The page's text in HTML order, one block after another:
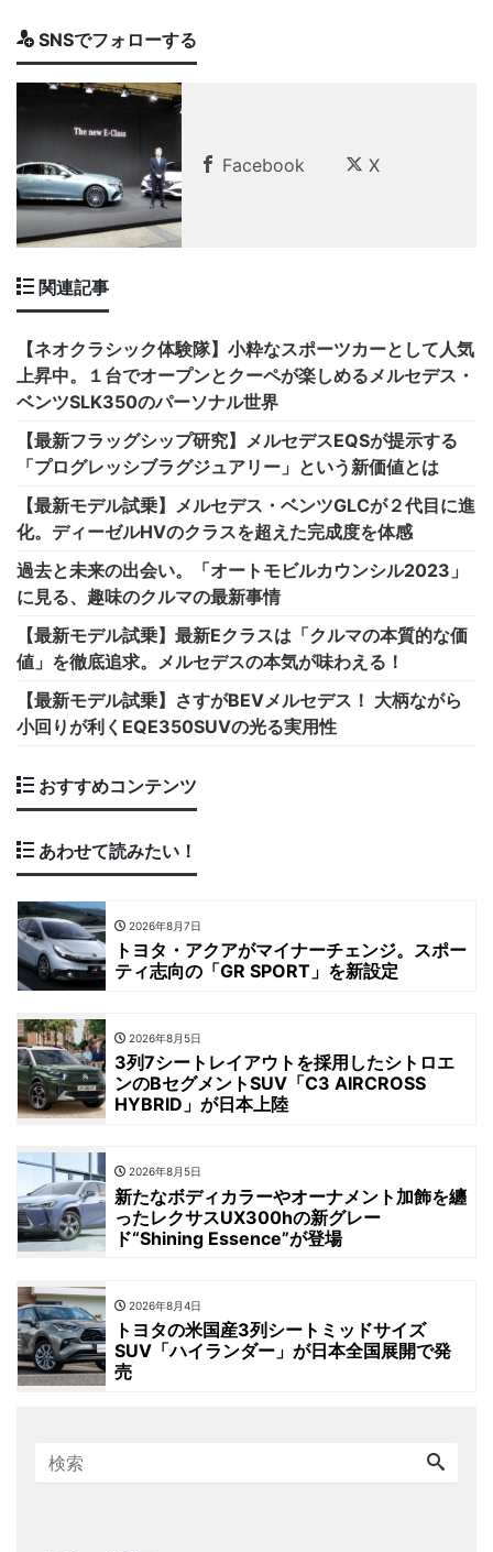
SNSでフォローする
Facebook X
関連記事
【ネオクラシック体験隊】小粋なスポーツカーとして人気
上昇中。１台でオープンとクーペが楽しめるメルセデス・
ベンツSLK350のパーソナル世界
【最新フラッグシップ研究】メルセデスEQSが提示する
「プログレッシブラグジュアリー」という新価値とは
【最新モデル試乗】メルセデス・ベンツGLCが２代目に進
化。ディーゼルHVのクラスを超えた完成度を体感
過去と未来の出会い。「オートモビルカウンシル2023」
に見る、趣味のクルマの最新事情
【最新モデル試乗】最新Eクラスは「クルマの本質的な価
値」を徹底追求。メルセデスの本気が味わえる！
【最新モデル試乗】さすがBEVメルセデス！ 大柄ながら
小回りが利くEQE350SUVの光る実用性
おすすめコンテンツ
あわせて読みたい！
2026年8月7日
トヨタ・アクアがマイナーチェンジ。スポー
ティ志向の「GR SPORT」を新設定
2026年8月5日
3列7シートレイアウトを採用したシトロエ
ンのBセグメントSUV「C3 AIRCROSS
HYBRID」が日本上陸
2026年8月5日
新たなボディカラーやオーナメント加飾を纏
ったレクサスUX300hの新グレー
ド“Shining Essence”が登場
2026年8月4日
トヨタの米国産3列シートミッドサイズ
SUV「ハイランダー」が日本全国展開で発
売